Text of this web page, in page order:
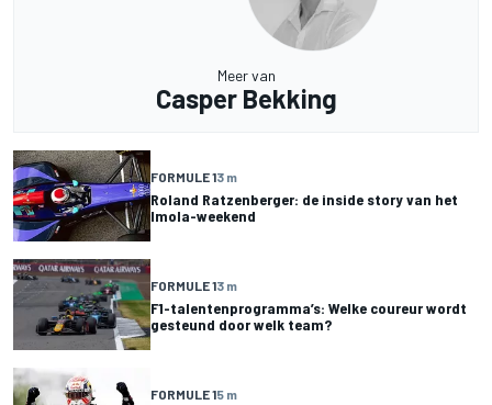
Meer van
Casper Bekking
FORMULE 13 m
Roland Ratzenberger: de inside story van het
Imola-weekend
FORMULE 13 m
F1-talentenprogramma’s: Welke coureur wordt
gesteund door welk team?
FORMULE 15 m